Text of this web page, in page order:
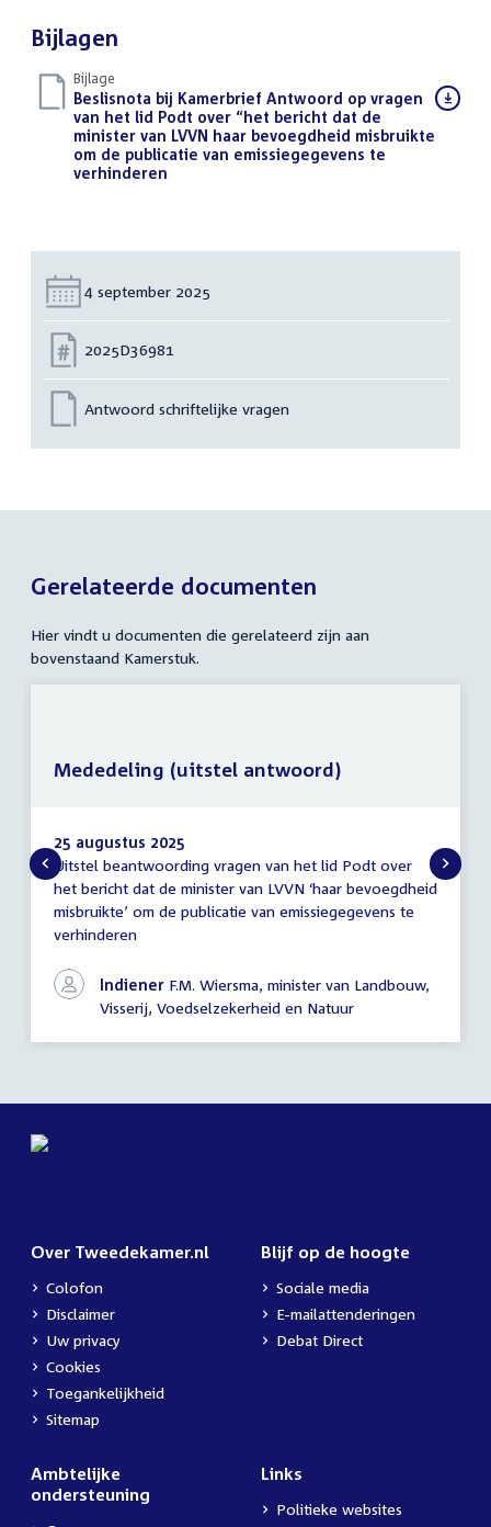
Bijlagen
Bijlage
Download
bestand:
Beslisnota bij Kamerbrief Antwoord op vragen
van het lid Podt over “het bericht dat de
minister van LVVN haar bevoegdheid misbruikte
om de publicatie van emissiegegevens te
verhinderen
Datum:
4 september 2025
Nummer:
2025D36981
Antwoord schriftelijke vragen
Gerelateerde documenten
Hier vindt u documenten die gerelateerd zijn aan
bovenstaand Kamerstuk.
Mededeling
(uitstel
antwoord)
25 augustus 2025
Uitstel beantwoording vragen van het lid Podt over
het bericht dat de minister van LVVN ‘haar bevoegdheid
misbruikte’ om de publicatie van emissiegegevens te
verhinderen
Indiener F.M. Wiersma, minister van Landbouw,
Visserij, Voedselzekerheid en Natuur
Mededeling (uitstel antwoord)
Over Tweedekamer.nl
Colofon
Disclaimer
Uw privacy
Cookies
Toegankelijkheid
Sitemap
Blijf op de hoogte
Sociale media
E-mailattenderingen
Debat Direct
Ambtelijke
ondersteuning
Links
Politieke websites